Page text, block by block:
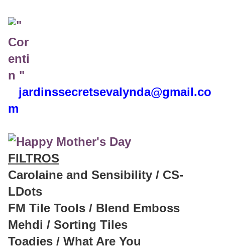
jardinssecretsevalynda@gmail.co
m
FILTROS
Carolaine and Sensibility / CS-
LDots
FM Tile Tools / Blend Emboss
Mehdi / Sorting Tiles
Toadies / What Are You